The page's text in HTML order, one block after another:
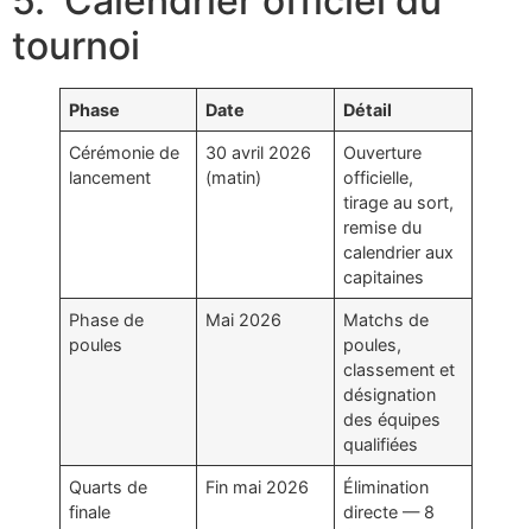
tournoi
Phase Date Détail
Cérémonie de
lancement
30 avril 2026
(matin)
Ouverture
officielle,
tirage au sort,
remise du
calendrier aux
capitaines
Phase de
poules
Mai 2026
Matchs de
poules,
classement et
désignation
des équipes
qualifiées
Quarts de
finale
Fin mai 2026
Élimination
directe — 8